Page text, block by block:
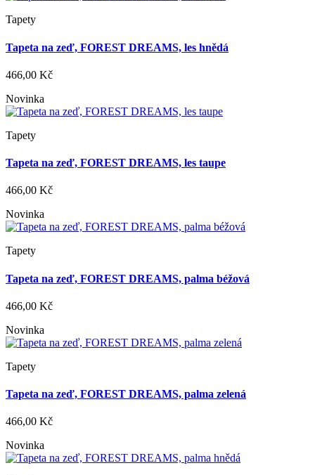
Tapety
Tapeta na zeď, FOREST DREAMS, les hnědá
466,00 Kč
Novinka
Tapety
Tapeta na zeď, FOREST DREAMS, les taupe
466,00 Kč
Novinka
Tapety
Tapeta na zeď, FOREST DREAMS, palma béžová
466,00 Kč
Novinka
Tapety
Tapeta na zeď, FOREST DREAMS, palma zelená
466,00 Kč
Novinka